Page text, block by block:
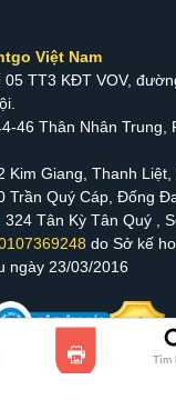
Việt Nam
05 TT3 KĐT VOV,
46 Thân Nhân Trung,
Kim Giang, Thanh Liệt,
Trần Quý Cáp, Đống
324 Tân Kỳ Tân Quý ,
do Sở kế
ngày 23/03/2016
Tìm